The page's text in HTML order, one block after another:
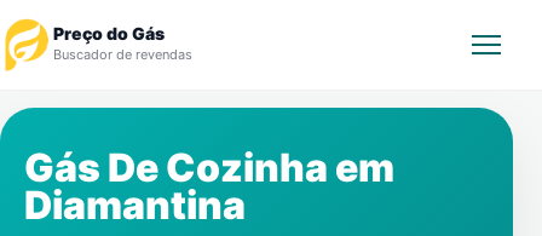
Preço do Gás
Buscador de revendas
Revendedor
Gás De Cozinha em
Diamantina